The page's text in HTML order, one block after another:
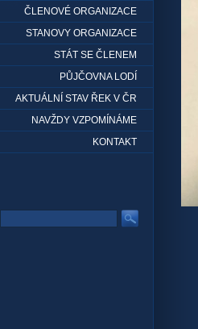
ČLENOVÉ ORGANIZACE
STANOVY ORGANIZACE
STÁT SE ČLENEM
PŮJČOVNA LODÍ
AKTUÁLNÍ STAV ŘEK V ČR
NAVŽDY VZPOMÍNÁME
KONTAKT